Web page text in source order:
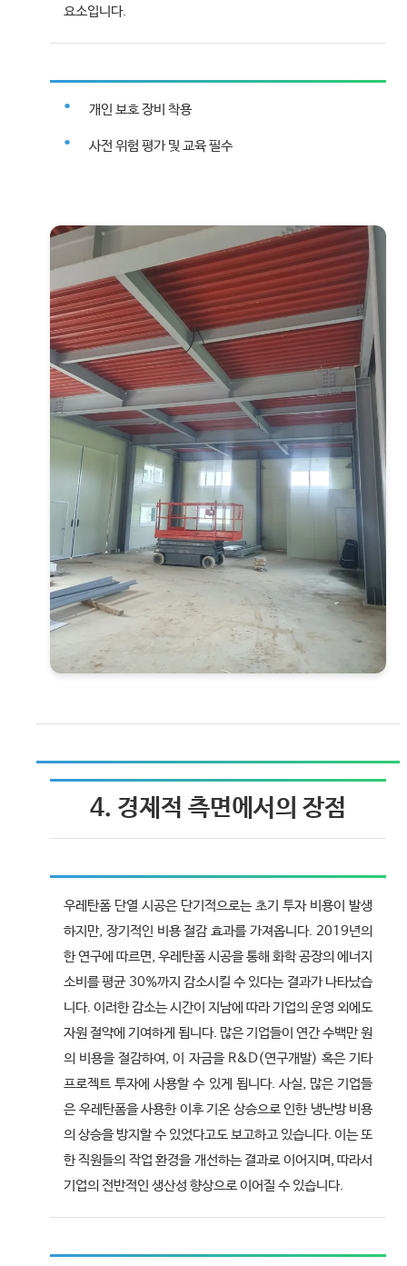
요소입니다.
개인 보호 장비 착용
사전 위험 평가 및 교육 필수
4. 경제적 측면에서의 장점
우레탄폼 단열 시공은 단기적으로는 초기 투자 비용이 발생
하지만, 장기적인 비용 절감 효과를 가져옵니다. 2019년의
한 연구에 따르면, 우레탄폼 시공을 통해 화학 공장의 에너지
소비를 평균 30%까지 감소시킬 수 있다는 결과가 나타났습
니다. 이러한 감소는 시간이 지남에 따라 기업의 운영 외에도
자원 절약에 기여하게 됩니다. 많은 기업들이 연간 수백만 원
의 비용을 절감하여, 이 자금을 R&D(연구개발) 혹은 기타
프로젝트 투자에 사용할 수 있게 됩니다. 사실, 많은 기업들
은 우레탄폼을 사용한 이후 기온 상승으로 인한 냉난방 비용
의 상승을 방지할 수 있었다고도 보고하고 있습니다. 이는 또
한 직원들의 작업 환경을 개선하는 결과로 이어지며, 따라서
기업의 전반적인 생산성 향상으로 이어질 수 있습니다.